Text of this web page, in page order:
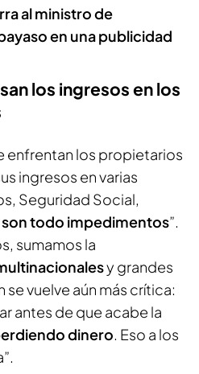
al ministro de
en una publicidad
los ingresos en los
enfrentan los propietarios
ingresos en varias
Seguridad Social,
son todo impedimentos”.
sumamos la
y grandes
vuelve aún más crítica:
antes de que acabe la
dinero. Eso a los